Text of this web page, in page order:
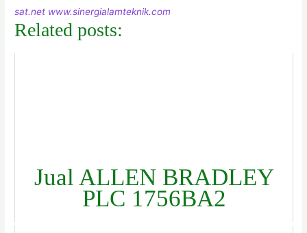
sat.net www.sinergialamteknik.com
Related posts:
Jual ALLEN BRADLEY
PLC 1756BA2